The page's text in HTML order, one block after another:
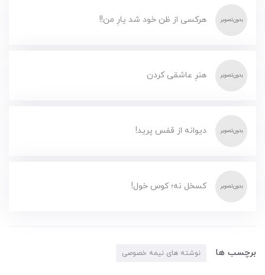
هرکسی از ظن خود شد یارِ من!!
هنرِ عاشقی کردن
دیوانه از قفس پرید!
کسخل نه؛ کوس خول!
برچسب ها نوشته های نیمه خصوصی